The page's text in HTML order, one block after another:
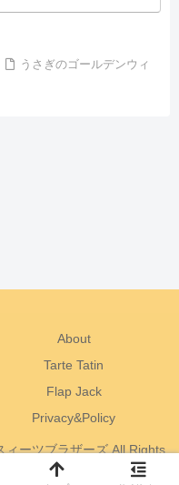
うさぎのゴールデンウィ
About
Tarte Tatin
Flap Jack
Privacy&Policy
ーツブラザーズ All Rights